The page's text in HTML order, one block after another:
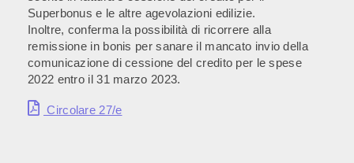
Superbonus e le altre agevolazioni edilizie.
Inoltre, conferma la possibilità di ricorrere alla
remissione in bonis per sanare il mancato invio della
comunicazione di cessione del credito per le spese
2022 entro il 31 marzo 2023.
Circolare 27/e